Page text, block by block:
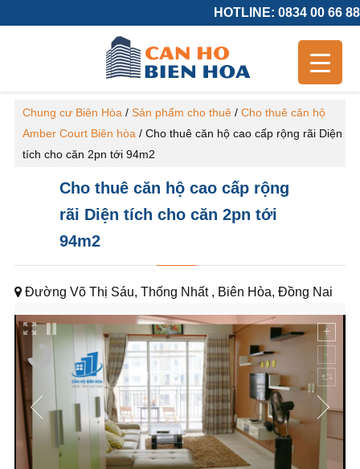
HOTLINE: 0834 00 66 88
Chung cư Biên Hòa / Sản phẩm cho thuê/ Cho thuê căn hộ
Amber Court Biên hòa / Cho thuê căn hộ cao cấp rộng rãi Diện
tích cho căn 2pn tới 94m2
Cho thuê căn hộ cao cấp rộng
rãi Diện tích cho căn 2pn tới
94m2
Đường Võ Thị Sáu, Thống Nhất , Biên Hòa, Đồng Nai